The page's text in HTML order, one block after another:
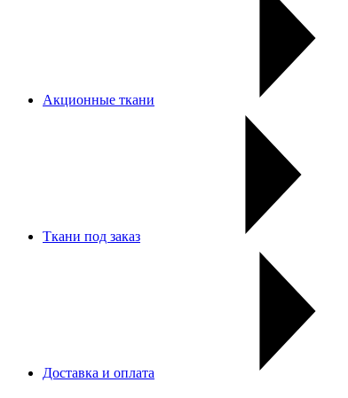
Акционные ткани
Ткани под заказ
Доставка и оплата